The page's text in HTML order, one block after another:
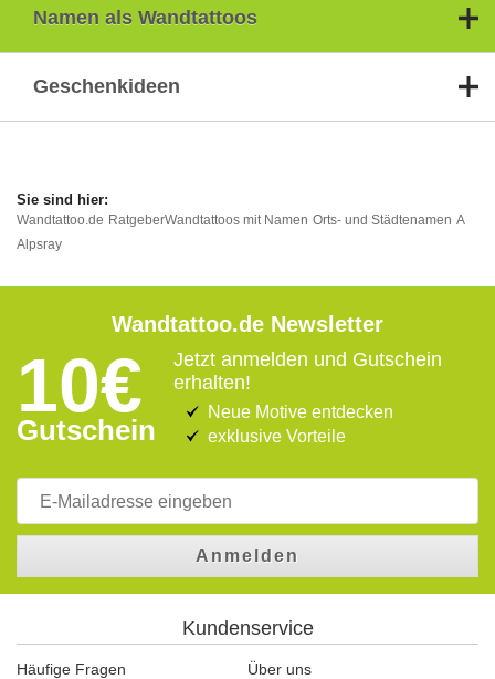
Namen als Wandtattoos
Geschenkideen
Wandtattoo.de RatgeberWandtattoos mit Namen Orts- und Städtenamen A
Alpsray
Wandtattoo.de Newsletter
10€
Gutschein
Jetzt anmelden und Gutschein
erhalten!
Neue Motive entdecken
exklusive Vorteile
Anmelden
Kundenservice
Häufige Fragen
Über uns